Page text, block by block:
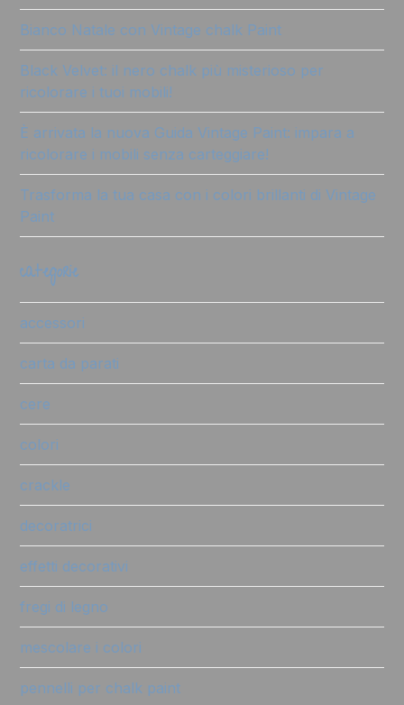
Bianco Natale con Vintage chalk Paint
Black Velvet: il nero chalk più misterioso per
ricolorare i tuoi mobili!
È arrivata la nuova Guida Vintage Paint: impara a
ricolorare i mobili senza carteggiare!
Trasforma la tua casa con i colori brillanti di Vintage
Paint
categorie
accessori
carta da parati
cere
colori
crackle
decoratrici
effetti decorativi
fregi di legno
mescolare i colori
pennelli per chalk paint